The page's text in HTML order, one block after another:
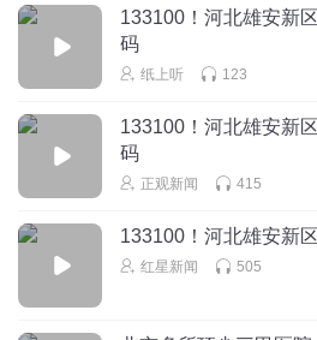
这一家企业和这一座城市，也必将
成就的新传奇。
133100！河北雄安新
码
纸上听 123
133100！河北雄安新
码
正观新闻 415
133100！河北雄安新区
红星新闻 505